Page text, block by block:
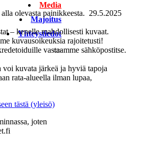
Media
Majoitus
Yhteystiedot
olevasta painikkeesta. 29.5.2025
– kenelle mahdollisesti kuvaat.
kuvausoikeuksia rajoitetusti!
vastaamme sähköpostitse.
kuvata järkeä ja hyviä tapoja
rata-alueella ilman lupaa,
tästä (yleisö)
joten